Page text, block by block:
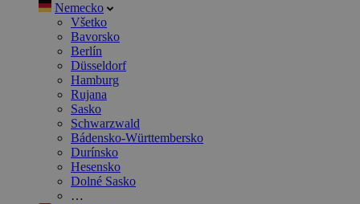
Nemecko
Všetko
Bavorsko
Berlín
Düsseldorf
Hamburg
Rujana
Sasko
Schwarzwald
Bádensko-Württembersko
Durínsko
Hesensko
Dolné Sasko
…